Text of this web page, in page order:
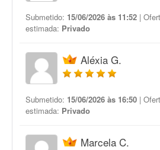
Submetido: 15/06/2026 às 11:52 |
estimada: Privado
Aléxia G.
Submetido: 15/06/2026 às 16:50 |
estimada: Privado
Marcela C.